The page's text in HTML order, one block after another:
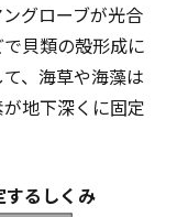
グローブが光合
貝類の殻形成に
、海草や海藻は
地下深くに固定
るしくみ